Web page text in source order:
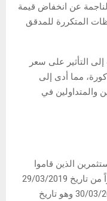
عن انخفاض قيمة
المتكررة للمدقق
التأثير على سعر
مما أدى إلى
والمتداولين في
الذين قاموا
بشراء أسهم شركة ريدان الغذائية اعتباراً من تاريخ 29/03/2019
واحتفظوا بها حتى نهاية التداول في 30/03/2022 وهو تاريخ